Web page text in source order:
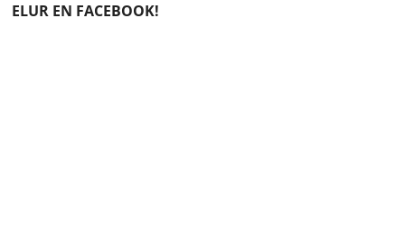
ELUR EN FACEBOOK!